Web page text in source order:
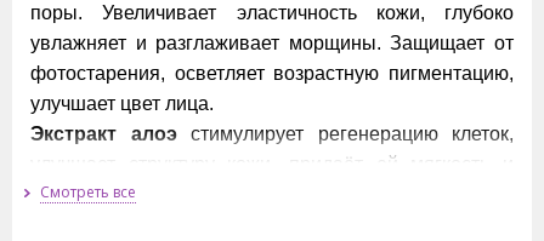
поры. Увеличивает эластичность кожи, глубоко
увлажняет и разглаживает морщины. Защищает от
фотостарения, осветляет возрастную пигментацию,
улучшает цвет лица.
Экстракт алоэ стимулирует регенерацию клеток,
улучшает структуру кожи, придаёт ей мягкость и
упругость. Снимает воспаление и раздражение,
Смотреть все